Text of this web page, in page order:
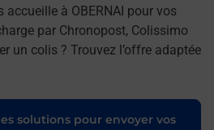
accueille à OBERNAI pour vos
par Chronopost, Colissimo
un colis ? Trouvez l’offre adaptée
solutions pour envoyer vos